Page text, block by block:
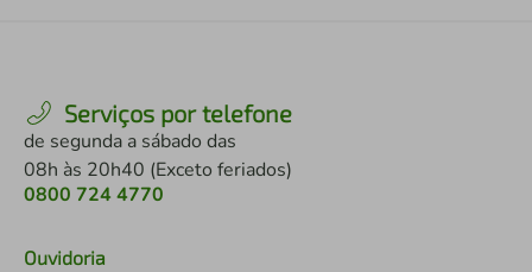
Serviços por telefone
de segunda a sábado das
08h às 20h40 (Exceto feriados)
0800 724 4770
Ouvidoria